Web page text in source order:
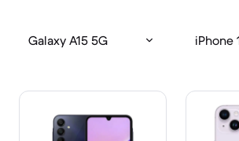
Galaxy A15 5G iPhone